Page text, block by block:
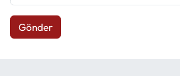
Gönder